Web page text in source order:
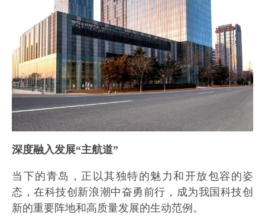
深度融入发展“主航道”
当下的青岛，正以其独特的魅力和开放包容的姿
态，在科技创新浪潮中奋勇前行，成为我国科技创
新的重要阵地和高质量发展的生动范例。